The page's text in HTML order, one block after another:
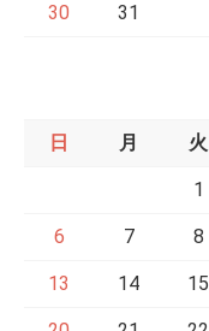
30 31
日 月 火
1
6 7 8
13 14 15